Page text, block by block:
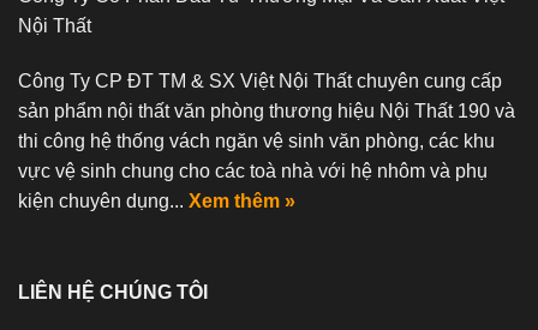
Nội Thất
Công Ty CP ĐT TM & SX Việt Nội Thất chuyên cung cấp
sản phẩm nội thất văn phòng thương hiệu Nội Thất 190 và
thi công hệ thống vách ngăn vệ sinh văn phòng, các khu
vực vệ sinh chung cho các toà nhà với hệ nhôm và phụ
kiện chuyên dụng... Xem thêm »
LIÊN HỆ CHÚNG TÔI